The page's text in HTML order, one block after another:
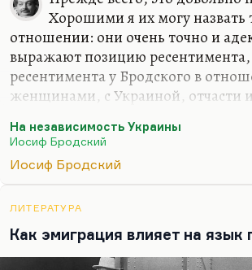
Хорошими я их могу назвать
отношении: они очень точно и
выражают позицию
ресентимента у Бродского в
женщинами, с Украиной, отчасти
Я добавил урок по русскому
культурному герою и обратил
любопытную ноту. У Бродского
своего рода тринадцатый апостол,
плане идет вслед за Маяковским.
отвергнутой любви. Понимаете,
«На смерть Жукова»? В чем здесь
На независимость Украины
Иосиф Бродский
Иосиф Бродский
ЛИТЕРАТУРА
Как эмиграция влияет на язык